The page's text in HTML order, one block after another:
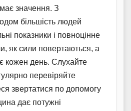
значення. З
більшість людей
показники і повноцінне
як сили повертаються, а
кожен день. Слухайте
перевіряйте
звертатися по допомогу
дає потужні